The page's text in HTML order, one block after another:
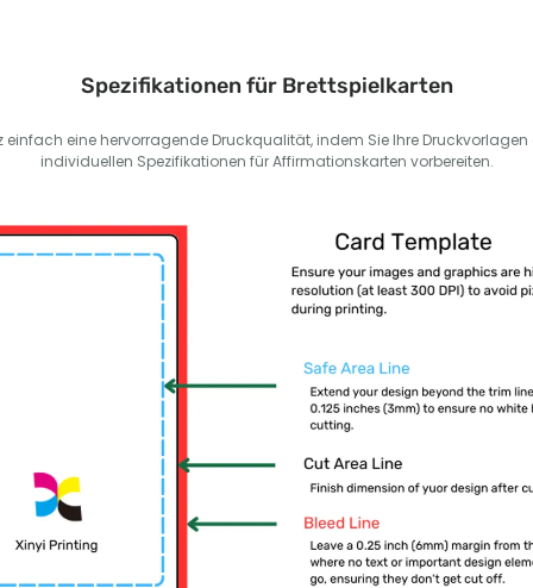
Spezifikationen für Brettspielkarten
einfach eine hervorragende Druckqualität, indem Sie Ihre
individuellen Spezifikationen für Affirmationskarten vorbereiten.